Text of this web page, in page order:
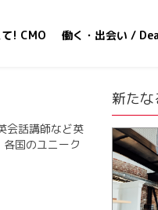
! CMO 働く・出会い /
会話講師など英
国のユニーク
新たな